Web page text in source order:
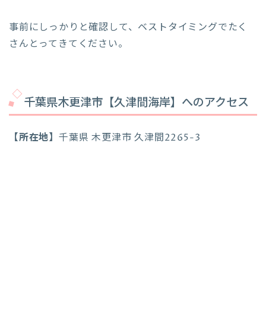
事前にしっかりと確認して、ベストタイミングでたく
さんとってきてください。
千葉県木更津市【久津間海岸】へのアクセス
【所在地】 千葉県 木更津市 久津間2265-3